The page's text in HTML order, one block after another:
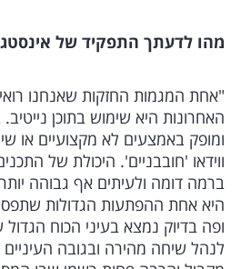
מהו לדעתך התפקיד של
"אחת המגמות החזקות שאנחנו
האחרונות היא שימוש בתוכן
ומופק באמצעים לא מקצועיים או
ווידאו 'חובבניים'. היכולת של
ברמה דומה ולעיתים אף גבוהה
היא אחת ההפתעות הגדולות
ופה בדיוק נמצא בעיני הכוח
לנהל שיחה מהירה ובגובה